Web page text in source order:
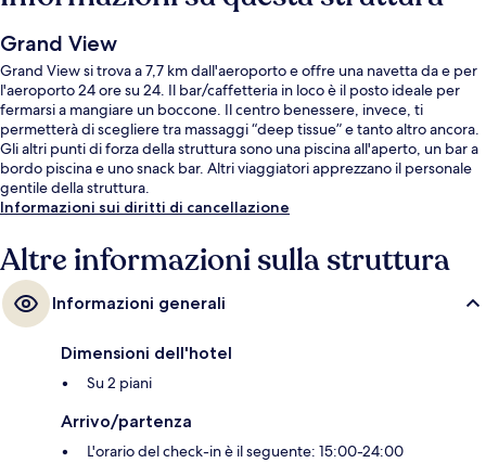
Grand View
Grand View si trova a 7,7 km dall'aeroporto e offre una navetta da e per
l'aeroporto 24 ore su 24. Il bar/caffetteria in loco è il posto ideale per
fermarsi a mangiare un boccone. Il centro benessere, invece, ti
permetterà di scegliere tra massaggi “deep tissue” e tanto altro ancora.
Gli altri punti di forza della struttura sono una piscina all'aperto, un bar a
bordo piscina e uno snack bar. Altri viaggiatori apprezzano il personale
gentile della struttura.
Informazioni sui diritti di cancellazione
Altre informazioni sulla struttura
Informazioni generali
Dimensioni dell'hotel
Su 2 piani
Arrivo/partenza
L'orario del check-in è il seguente: 15:00-24:00